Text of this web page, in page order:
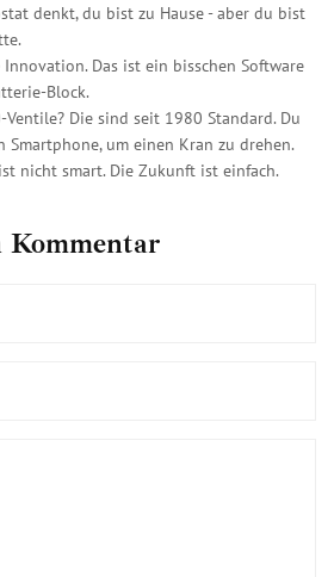
denkt, du bist zu Hause - aber du bist
Innovation. Das ist ein bisschen Software
Block.
Ventile? Die sind seit 1980 Standard. Du
Smartphone, um einen Kran zu drehen.
nicht smart. Die Zukunft ist einfach.
Kommentar